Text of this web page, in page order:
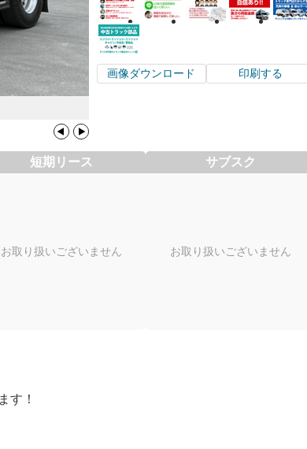
画像ダウンロード 印刷する
短期リース
お取り扱いございません
サブスク
お取り扱いございません
す！